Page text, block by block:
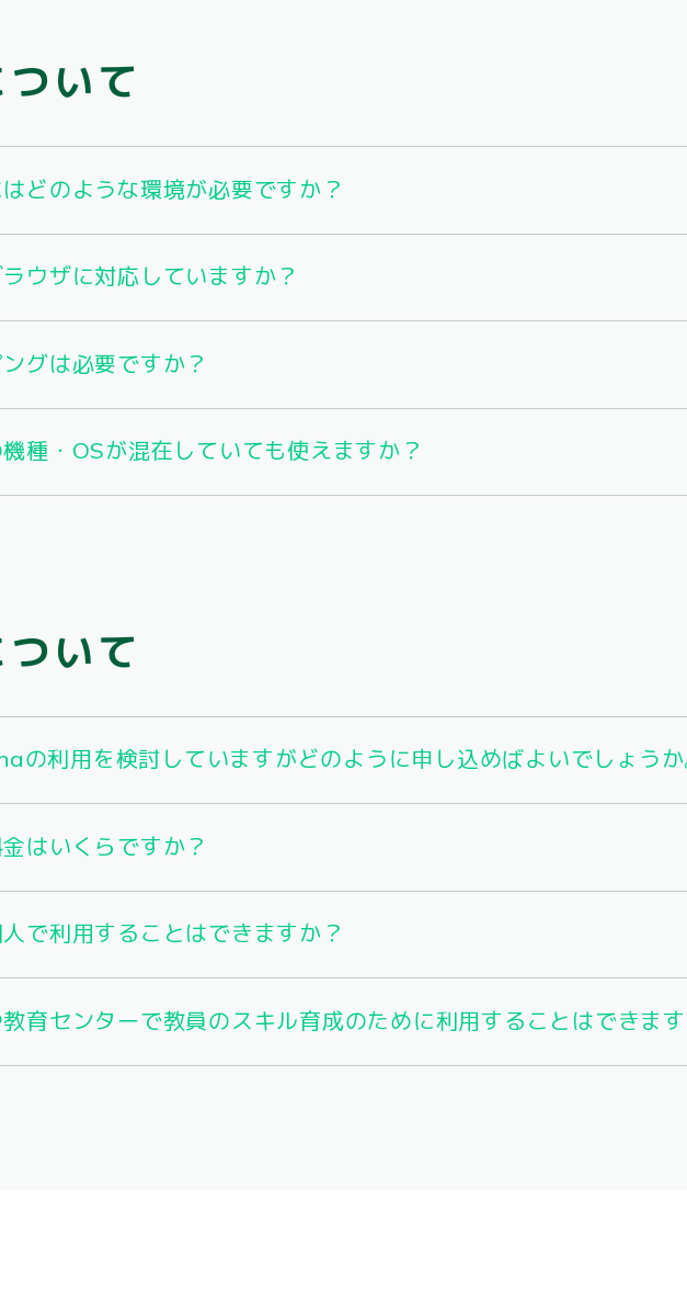
いて
どのような環境が必要ですか？
ウザに対応していますか？
グは必要ですか？
種・OSが混在していても使えますか？
いて
の利用を検討していますがどのように申し込めばよいでしょう
はいくらですか？
で利用することはできますか？
育センターで教員のスキル育成のために利用することはできま